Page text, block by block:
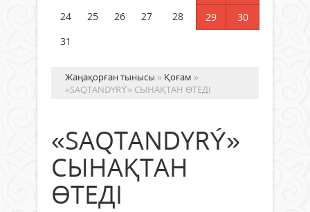
24
25 26 27 28 29
30
31
Жаңақорған тынысы » Қоғам »
«SAQTANDYRÝ» СЫНАҚТАН ӨТЕДІ
«SAQTANDYRÝ»
СЫНАҚТАН
ӨТЕДІ